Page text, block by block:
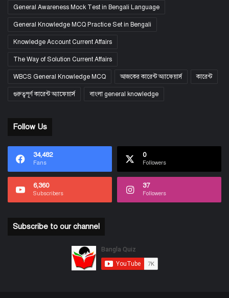
General Awareness Mock Test in Bengali Language
General Knowledge MCQ Practice Set in Bengali
Knowledge Account Current Affairs
The Way of Solution Current Affairs
WBCS General Knowledge MCQ আজকের কারেন্ট অ্যাফেয়ার্স কারেন্ট
গুরুত্বপূর্ণ কারেন্ট অ্যাফেয়ার্স বাংলা general knowledge
Follow Us
34,482
Fans
0
Followers
6,360
Subscribers
37
Followers
Subscribe to our channel